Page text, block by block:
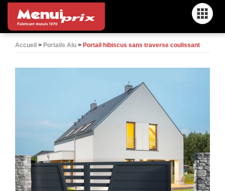
Menu
Accueil > Portails Alu > Portail hibiscus sans traverse coulissant